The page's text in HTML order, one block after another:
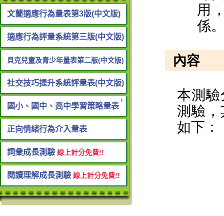
文蘭適應行為量表第3版(中文版)
適應行為評量系統第三版(中文版)
貝克兒童及青少年量表第二版(中文版)
社交技巧提升系統評量表(中文版)
國小、國中、高中學習策略量表
正向情緒行為介入量表
詞彙成長測驗 線上計分免費!!
閱讀理解成長測驗 線上計分免費!!